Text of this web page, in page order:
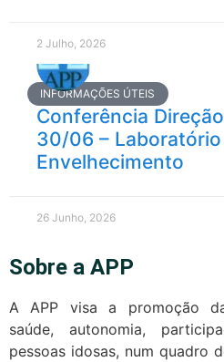
2 Julho, 2026
INFORMAÇÕES ÚTEIS
Conferência
30/06 –
Envelhecimento
26 Junho, 2026
Sobre a APP
A APP visa a promoção
saúde, autonomia,
pessoas idosas, num quadro